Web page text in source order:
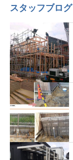
スタッフブログ